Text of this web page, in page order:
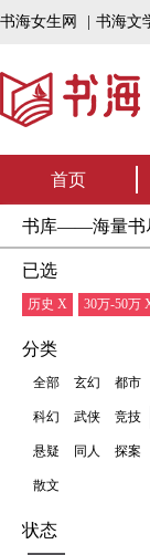
书海女生网 书海文
首页
书库——海量书
已选
历史 X 30万-50万
分类
全部 玄幻 都市
科幻 武侠 竞技
悬疑 同人 探案
散文
状态